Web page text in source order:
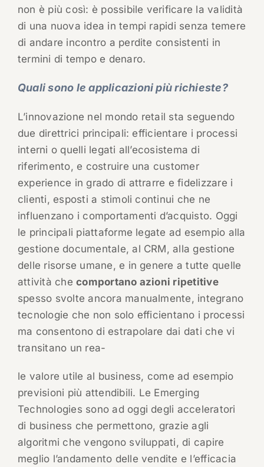
non è più così: è possibile verificare la validità
di una nuova idea in tempi rapidi senza temere
di andare incontro a perdite consistenti in
termini di tempo e denaro.
Quali sono le applicazioni più richieste?
L’innovazione nel mondo retail sta seguendo
due direttrici principali: efficientare i processi
interni o quelli legati all’ecosistema di
riferimento, e costruire una customer
experience in grado di attrarre e fidelizzare i
clienti, esposti a stimoli continui che ne
influenzano i comportamenti d’acquisto. Oggi
le principali piattaforme legate ad esempio alla
gestione documentale, al CRM, alla gestione
delle risorse umane, e in genere a tutte quelle
attività checomportano azioni ripetitive
spesso svolte ancora manualmente, integrano
tecnologie che non solo efficientano i processi
ma consentono di estrapolare dai dati che vi
transitano un rea-
le valore utile al business, come ad esempio
previsioni più attendibili. Le Emerging
Technologies sono ad oggi degli acceleratori
di business che permettono, grazie agli
algoritmi che vengono sviluppati, di capire
meglio l’andamento delle vendite e l’efficacia